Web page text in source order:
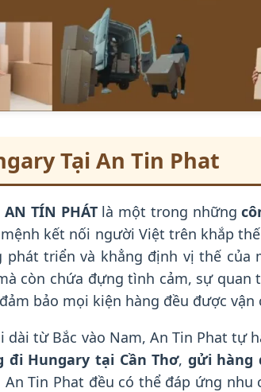
Tại An Tin Phat
AN TÍN PHÁTlà một trong những
kết nối người Việt trên khắp
phát triển và khẳng định vị thế
còn chứa đựng tình cảm, sự
bảo mọi kiện hàng đều được
từ Bắc vào Nam, An Tin Phat tự
đi Hungary tại Cần Thơ, gửi hàng
Tin Phat đều có thể đáp ứng nhu